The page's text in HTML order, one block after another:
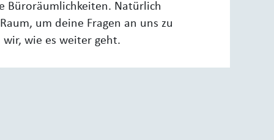
Büroräumlichkeiten. Natürlich
um deine Fragen an uns zu
wie es weiter geht.